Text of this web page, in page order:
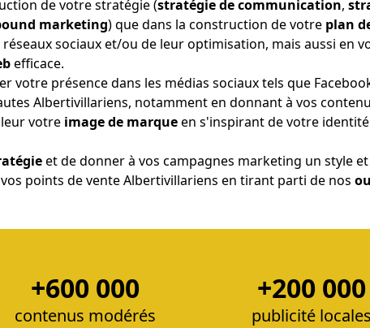
de votre stratégie (stratégie de communication,
marketing) que dans la construction de votre plan
sociaux et/ou de leur optimisation, mais aussi en
efficace.
votre présence dans les médias sociaux tels que
Albertivillariens, notamment en donnant à vos
votre image de marqueen s'inspirant de votre
et de donner à vos campagnes marketing un style
points de vente Albertivillariens en tirant parti de nos
+600 000
contenus modérés
+200 000
publicité locales